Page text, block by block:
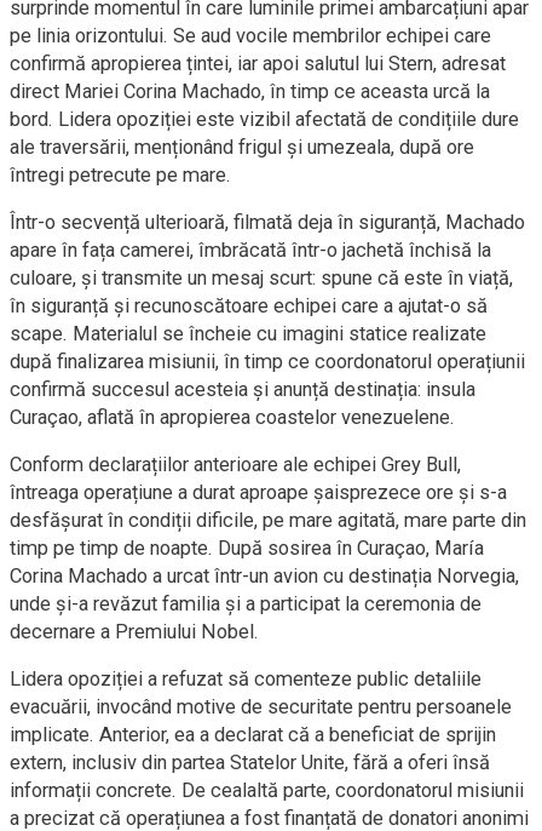
surprinde momentul în care luminile primei ambarcațiuni apar
pe linia orizontului. Se aud vocile membrilor echipei care
confirmă apropierea țintei, iar apoi salutul lui Stern, adresat
direct Mariei Corina Machado, în timp ce aceasta urcă la
bord. Lidera opoziției este vizibil afectată de condițiile dure
ale traversării, menționând frigul și umezeala, după ore
întregi petrecute pe mare.
Într-o secvență ulterioară, filmată deja în siguranță, Machado
apare în fața camerei, îmbrăcată într-o jachetă închisă la
culoare, și transmite un mesaj scurt: spune că este în viață,
în siguranță și recunoscătoare echipei care a ajutat-o să
scape. Materialul se încheie cu imagini statice realizate
după finalizarea misiunii, în timp ce coordonatorul operațiunii
confirmă succesul acesteia și anunță destinația: insula
Curaçao, aflată în apropierea coastelor venezuelene.
Conform declarațiilor anterioare ale echipei Grey Bull,
întreaga operațiune a durat aproape șaisprezece ore și s-a
desfășurat în condiții dificile, pe mare agitată, mare parte din
timp pe timp de noapte. După sosirea în Curaçao, María
Corina Machado a urcat într-un avion cu destinația Norvegia,
unde și-a revăzut familia și a participat la ceremonia de
decernare a Premiului Nobel.
Lidera opoziției a refuzat să comenteze public detaliile
evacuării, invocând motive de securitate pentru persoanele
implicate. Anterior, ea a declarat că a beneficiat de sprijin
extern, inclusiv din partea Statelor Unite, fără a oferi însă
informații concrete. De cealaltă parte, coordonatorul misiunii
a precizat că operațiunea a fost finanțată de donatori anonimi